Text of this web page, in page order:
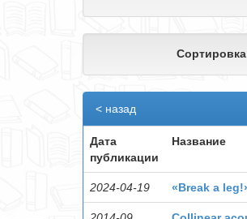
< назад
Дата
публикации
Название
2024-04-19 «Break a